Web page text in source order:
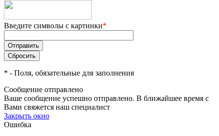
Введите символы с картинки*
* - Поля, обязательные для заполнения
Сообщение отправлено
Ваше сообщение успешно отправлено. В ближайшее время с
Вами свяжется наш специалист
Закрыть окно
Ошибка